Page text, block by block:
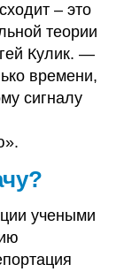
– это
теории
Кулик. —
времени,
сигналу
учеными